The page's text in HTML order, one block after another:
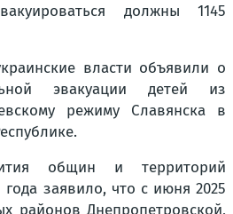
должны 1145
власти объявили о
эвакуации детей из
режиму Славянска в
общин и территорий
заявило, что с июня 2025
районов Днепропетровской,